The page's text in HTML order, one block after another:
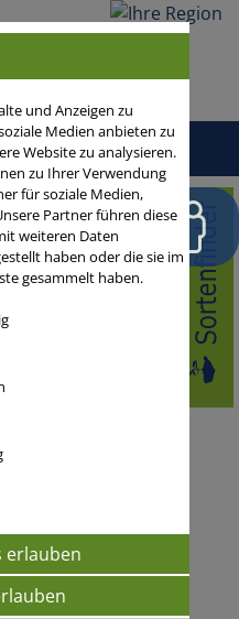
Ihre
und Anzeigen zu
Medien anbieten zu
Website zu analysieren.
zu Ihrer Verwendung
für soziale Medien,
Partner führen diese
weiteren Daten
haben oder die sie im
gesammelt haben.
erlauben